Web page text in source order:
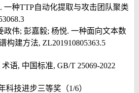
一种TTP自动化提取与攻击团队聚类
政伟; 彭嘉毅; 杨悦. 一种面向文本数
构建方法, ZL201910805363.5
语, 中国标准, GB/T 25069-2022
科技进步三等奖（1/6）